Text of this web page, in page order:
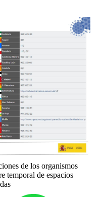
de los organismos
temporal de espacios